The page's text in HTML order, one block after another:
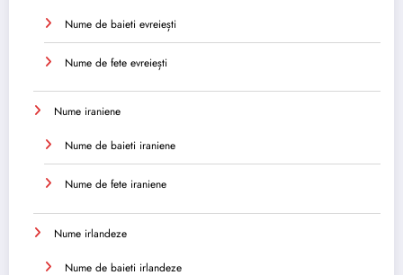
Nume de baieti evreiești
Nume de fete evreiești
Nume iraniene
Nume de baieti iraniene
Nume de fete iraniene
Nume irlandeze
Nume de baieti irlandeze